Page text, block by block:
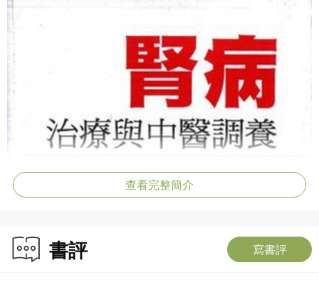
查看完整簡介
書評 寫書評